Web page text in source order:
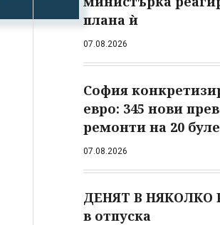
плана ѝ
07.08.2026
София
евро: 345 нови
ремонти на 20
07.08.2026
ДЕНЯТ В НЯКОЛКО
в отпуска